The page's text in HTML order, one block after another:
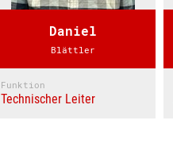
Daniel
Blättler
Funktion
Technischer Leiter